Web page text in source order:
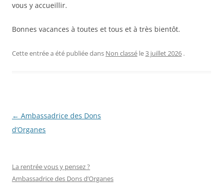
vous y accueillir.
Bonnes vacances à toutes et tous et à très bientôt.
Cette entrée a été publiée dans Non classé le3 juillet 2026 .
Navigation
des
← Ambassadrice des Dons
d’Organes
La rentrée vous y pensez ?
Ambassadrice des Dons d’Organes